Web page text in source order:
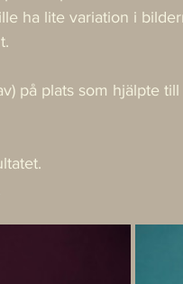
ha lite variation i
på plats som hjälpte